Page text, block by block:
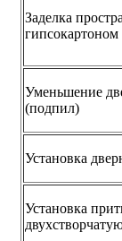
Заделка
гипсокартоном
Уменьшение
(подпил)
Установка
Установка